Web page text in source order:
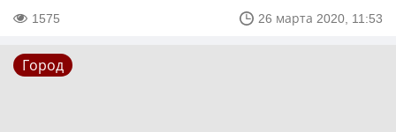
1575 26 марта 2020, 11:53
Город